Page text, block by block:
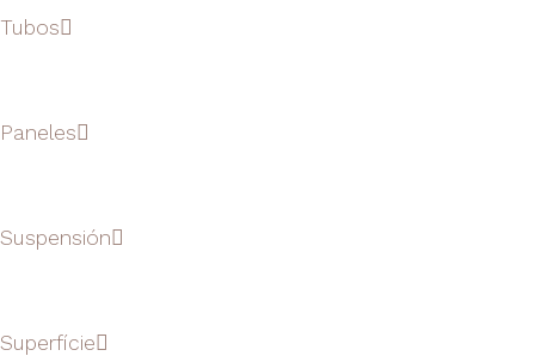
Tubos
Paneles
Suspensión
Superfície